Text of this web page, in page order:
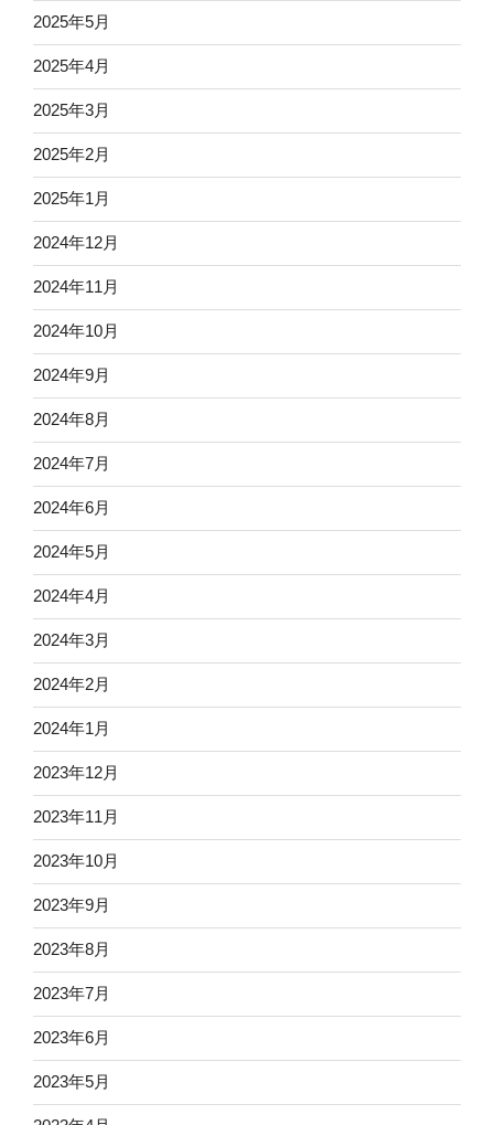
2025年5月
2025年4月
2025年3月
2025年2月
2025年1月
2024年12月
2024年11月
2024年10月
2024年9月
2024年8月
2024年7月
2024年6月
2024年5月
2024年4月
2024年3月
2024年2月
2024年1月
2023年12月
2023年11月
2023年10月
2023年9月
2023年8月
2023年7月
2023年6月
2023年5月